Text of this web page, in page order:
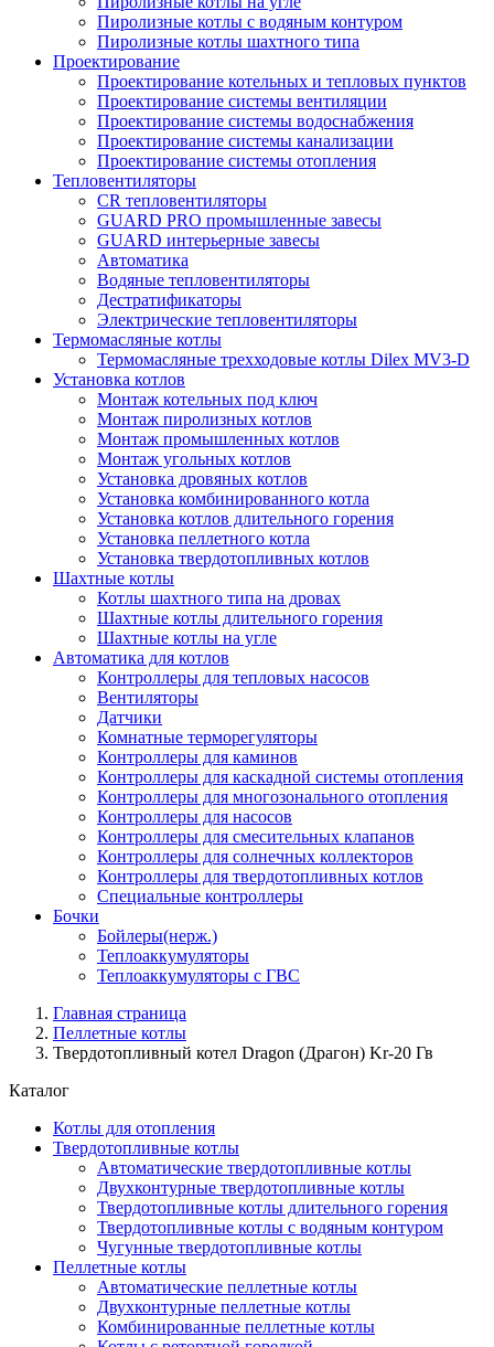
Пиролизные котлы с водяным контуром
Пиролизные котлы шахтного типа
Проектирование
Проектирование котельных и тепловых пунктов
Проектирование системы вентиляции
Проектирование системы водоснабжения
Проектирование системы канализации
Проектирование системы отопления
Тепловентиляторы
CR тепловентиляторы
GUARD PRO промышленные завесы
GUARD интерьерные завесы
Автоматика
Водяные тепловентиляторы
Дестратификаторы
Электрические тепловентиляторы
Термомасляные котлы
Термомасляные трехходовые котлы Dilex MV3-D
Установка котлов
Монтаж котельных под ключ
Монтаж пиролизных котлов
Монтаж промышленных котлов
Монтаж угольных котлов
Установка дровяных котлов
Установка комбинированного котла
Установка котлов длительного горения
Установка пеллетного котла
Установка твердотопливных котлов
Шахтные котлы
Котлы шахтного типа на дровах
Шахтные котлы длительного горения
Шахтные котлы на угле
Автоматика для котлов
Контроллеры для тепловых насосов
Вентиляторы
Датчики
Комнатные терморегуляторы
Контроллеры для каминов
Контроллеры для каскадной системы отопления
Контроллеры для многозонального отопления
Контроллеры для насосов
Контроллеры для смесительных клапанов
Контроллеры для солнечных коллекторов
Контроллеры для твердотопливных котлов
Специальные контроллеры
Бочки
Бойлеры(нерж.)
Теплоаккумуляторы
Теплоаккумуляторы с ГВС
Главная страница
Пеллетные котлы
Твердотопливный котел Dragon (Драгон) Kr-20 Гв
Каталог
Котлы для отопления
Твердотопливные котлы
Автоматические твердотопливные котлы
Двухконтурные твердотопливные котлы
Твердотопливные котлы длительного горения
Твердотопливные котлы с водяным контуром
Чугунные твердотопливные котлы
Пеллетные котлы
Автоматические пеллетные котлы
Двухконтурные пеллетные котлы
Комбинированные пеллетные котлы